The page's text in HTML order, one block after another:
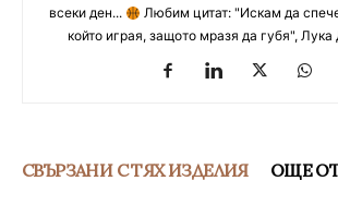
всеки ден...
Любим цитат: "Искам да
който играя, защото мразя да губя",
СВЪРЗАНИ С ТЯХ ИЗДЕЛИЯ ОЩЕ